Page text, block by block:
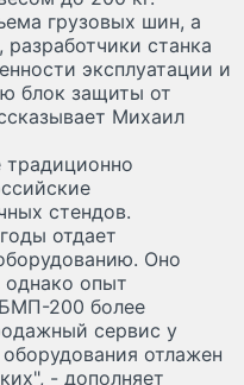
грузовых шин, а
станка
эксплуатации и
блок защиты от
Михаил
стендов.
отдает
Оно
однако опыт
200 более
сервис у
отлажен
- дополняет